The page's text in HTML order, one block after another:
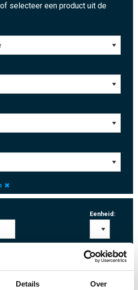
Details Over
selecteer een product uit de
Eenheid: